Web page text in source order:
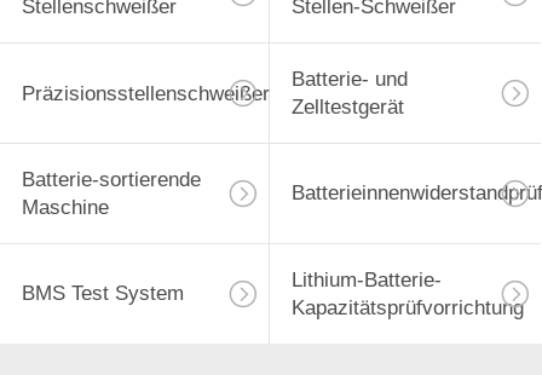
Stellenschweißer
Stellen-Schweißer
Präzisionsstellenschweißer
Batterie- und
Zelltestgerät
Batterie-sortierende
Maschine
BMS Test System
Lithium-Batterie-
Kapazitätsprüfvorrichtung